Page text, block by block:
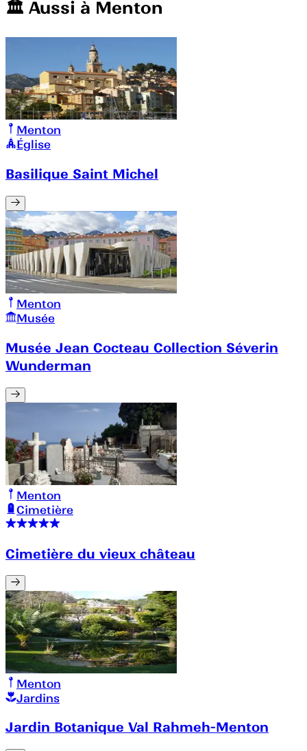
🏛️️ Aussi à Menton
Menton
Église
Basilique Saint Michel
Menton
Musée
Musée Jean Cocteau Collection Séverin
Wunderman
Menton
Cimetière
Cimetière du vieux château
Menton
Jardins
Jardin Botanique Val Rahmeh-Menton